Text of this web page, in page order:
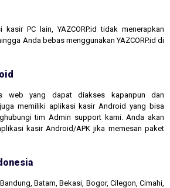
PC lain, YAZCORP.id tidak menerapkan
Anda bebas menggunakan YAZCORP.id di
web yang dapat diakses kapanpun dan
juga memiliki aplikasi kasir Android yang bisa
tim Admin support kami. Anda akan
kasir Android/APK jika memesan paket
Batam, Bekasi, Bogor, Cilegon, Cimahi,